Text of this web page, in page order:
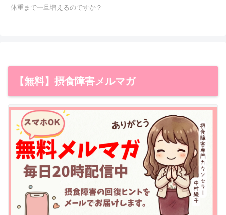
体重まで一旦増えるのですか？
【無料】摂食障害メルマガ